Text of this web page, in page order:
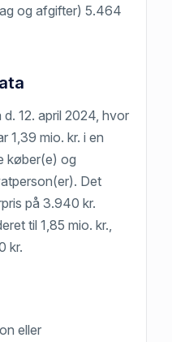
og afgifter) 5.464
12. april 2024, hvor
1,39 mio. kr. i en
køber(e) og
Det
på 3.940 kr.
til 1,85 mio. kr.,
kr.
eller